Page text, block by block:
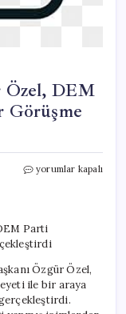
Özel, DEM
Görüşme
CHP
Özel,
DEM
Parti
Heyeti
ile
Önemli
Bir
yorumlar kapalı
Özgür Özel,
ile bir araya